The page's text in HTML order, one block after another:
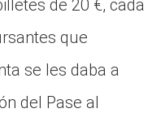
de 20 €, cada
que
se les daba a
del Pase al